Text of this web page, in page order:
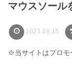
マウスソール
2023.08.15
※当サイトはプロモ